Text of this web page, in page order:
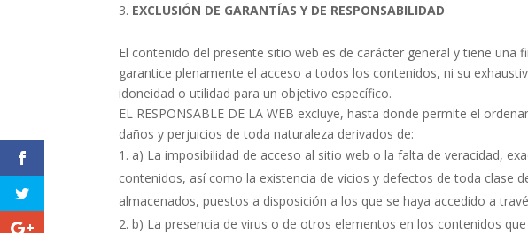
EXCLUSIÓN DE GARANTÍAS Y DE RESPONSABILIDAD
El contenido del presente sitio web es de carácter general y tiene una
garantice plenamente el acceso a todos los contenidos, ni su
idoneidad o utilidad para un objetivo específico.
EL RESPONSABLE DE LA WEB excluye, hasta donde permite el
daños y perjuicios de toda naturaleza derivados de:
a) La imposibilidad de acceso al sitio web o la falta de veracidad,
contenidos, así como la existencia de vicios y defectos de toda clase
almacenados, puestos a disposición a los que se haya accedido a
b) La presencia de virus o de otros elementos en los contenidos